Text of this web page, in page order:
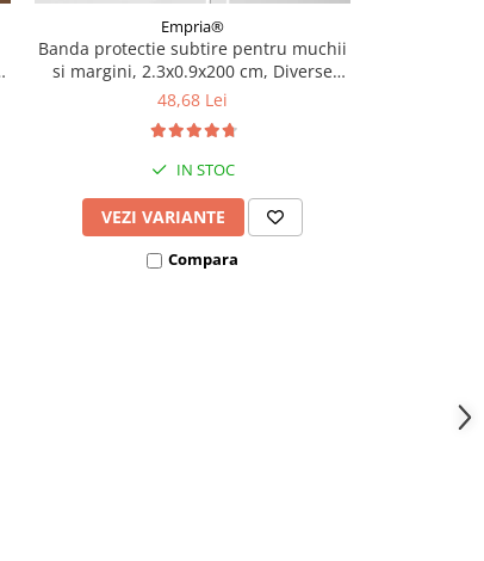
Empria®
Banda protectie subtire pentru muchii
si margini, 2.3x0.9x200 cm, Diverse
culori
48,68 Lei
IN STOC
VEZI VARIANTE
Compara